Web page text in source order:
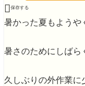
 保存する
暑かった夏もようや
暑さのためにしばら
久しぶりの外作業に